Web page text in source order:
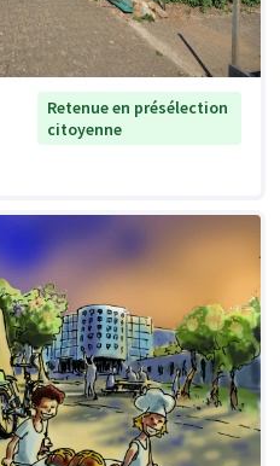
Retenue en présélection
citoyenne